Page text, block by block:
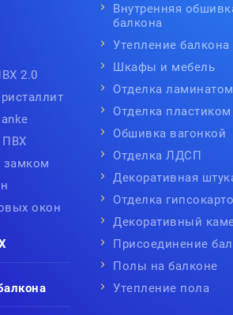
2.0
ПВХ
замком
окон
Внутренняя
балкона
Утепление балкона
Шкафы и мебель
Отделка ламинатом
Отделка пластиком
Обшивка вагонкой
Отделка ЛДСП
Декоративная
Отделка
Декоративный
Присоединение
Полы на балконе
Утепление пола